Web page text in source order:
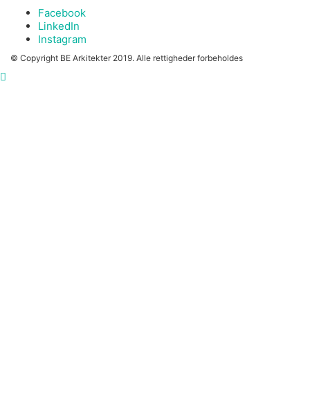
Facebook
LinkedIn
Instagram
© Copyright BE Arkitekter 2019. Alle rettigheder forbeholdes